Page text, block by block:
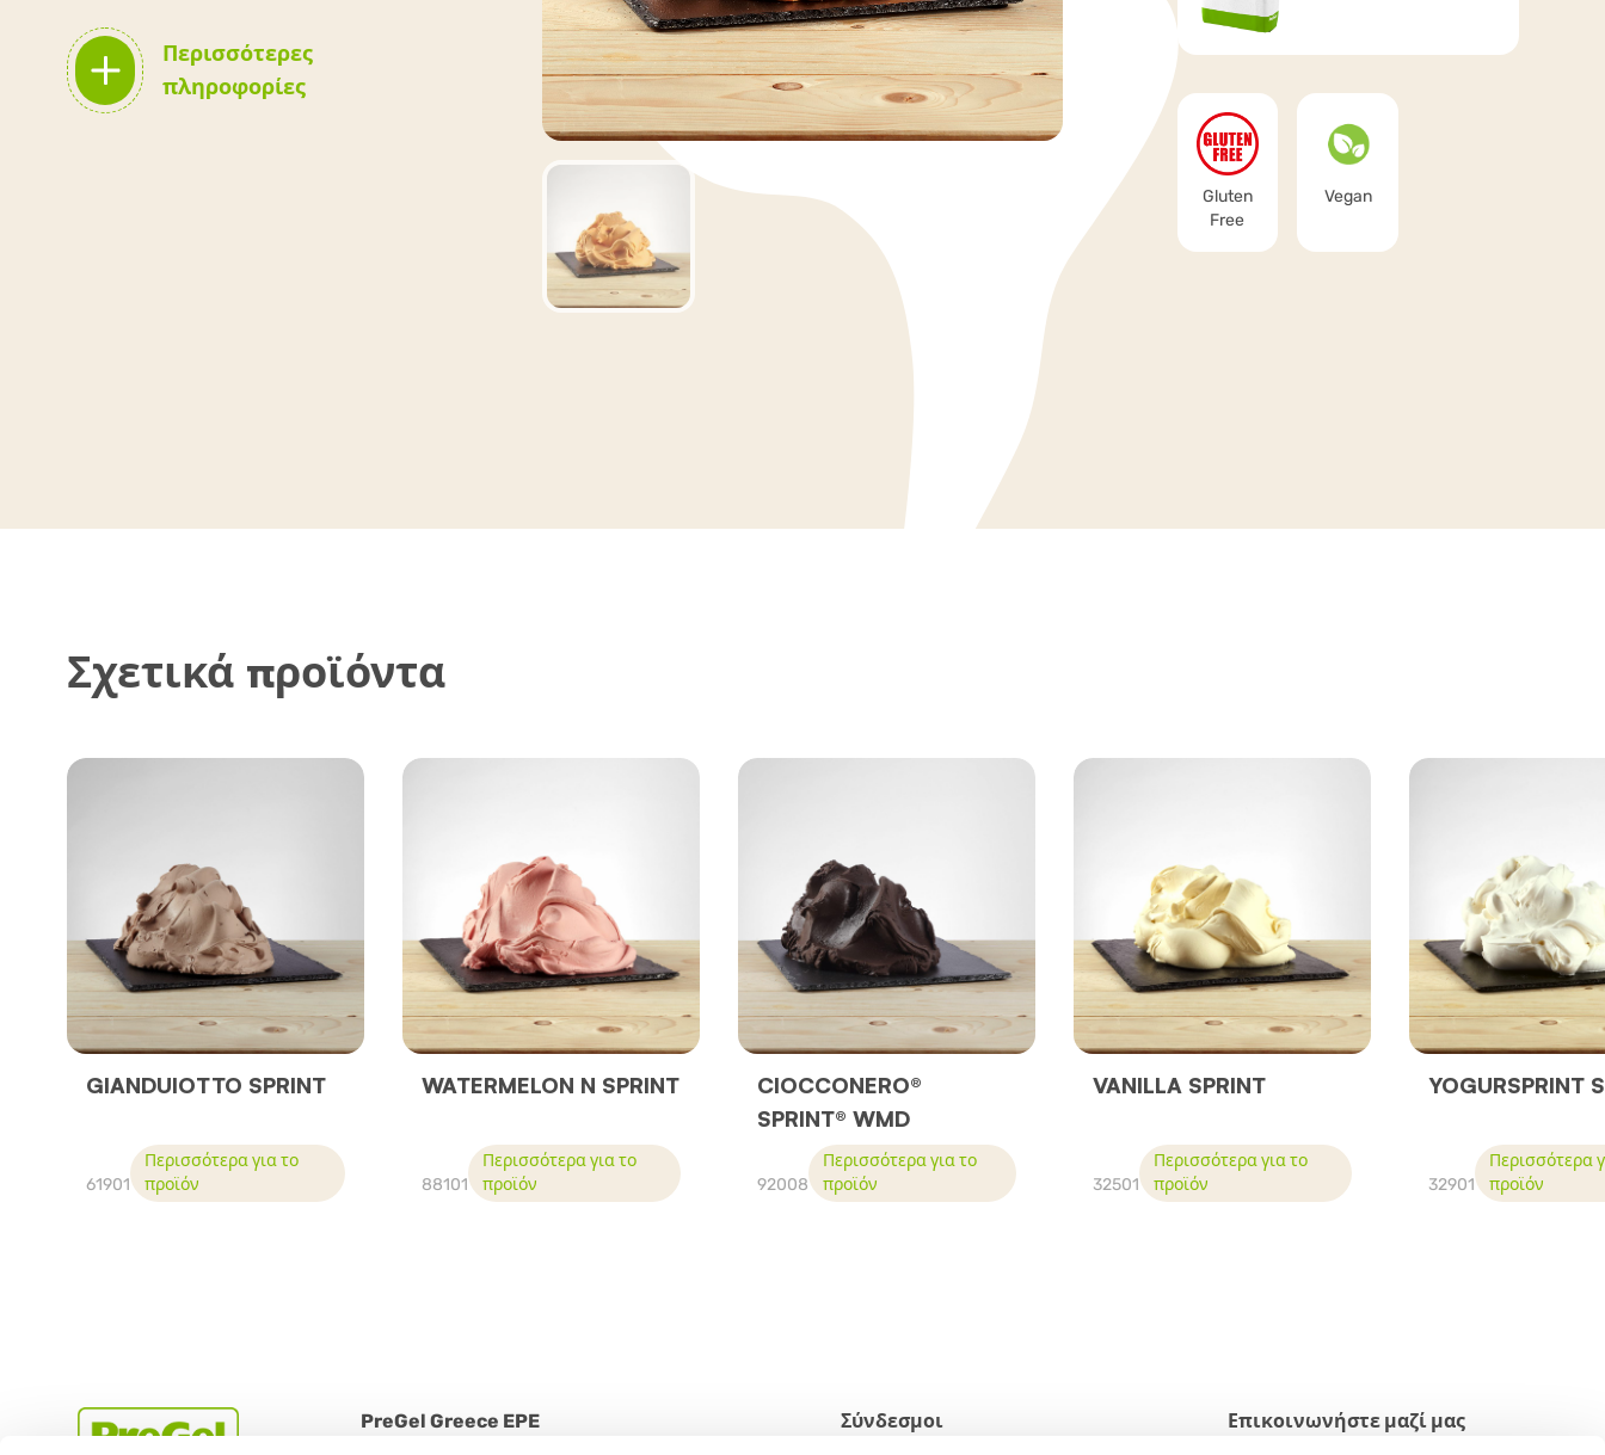
Περισσότερες
πληροφορίες
Gluten
Free
Vegan
Σχετικά προϊόντα
GIANDUIOTTO SPRINT
61901
Περισσότερα για το
προϊόν
WATERMELON N SPRINT
88101
Περισσότερα για το
προϊόν
CIOCCONERO®
SPRINT® WMD
92008
Περισσότερα για το
προϊόν
VANILLA SPRINT
32501
Περισσότερα για το
προϊόν
YOGURSPRINT
32901
Περισσότερα
προϊόν
PreGel Greece EPE Σύνδεσμοι Επικοινωνήστε μαζί μας